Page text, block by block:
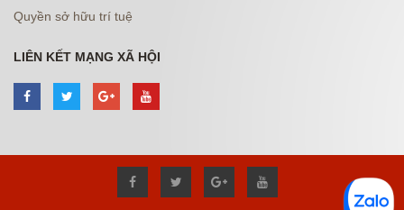
Quyền sở hữu trí tuệ
LIÊN KẾT MẠNG XÃ HỘI